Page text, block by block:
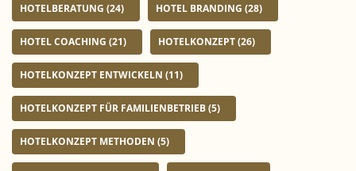
HOTELBERATUNG (24) HOTEL BRANDING (28)
HOTEL COACHING (21) HOTELKONZEPT(26)
HOTELKONZEPT ENTWICKELN (11)
HOTELKONZEPT FÜR FAMILIENBETRIEB(5)
HOTELKONZEPT METHODEN (5)